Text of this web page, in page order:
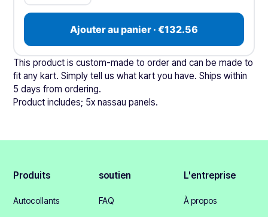
Ajouter au panier · €132.56
This product is custom-made to order and can be made to
fit any kart. Simply tell us what kart you have. Ships within
5 days from ordering.
Product includes; 5x nassau panels.
Produits
Autocollants
soutien
FAQ
L'entreprise
À propos